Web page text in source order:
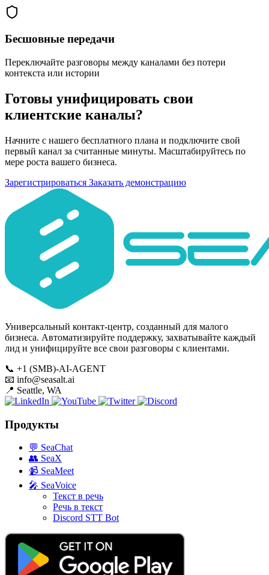
Бесшовные передачи
Переключайте разговоры между каналами без потери
контекста или истории
Готовы унифицировать свои
клиентские каналы?
Начните с нашего бесплатного плана и подключите свой
первый канал за считанные минуты. Масштабируйтесь по
мере роста вашего бизнеса.
Зарегистрироваться Заказать демонстрацию
Универсальный контакт-центр, созданный для малого
бизнеса. Автоматизируйте поддержку, захватывайте каждый
лид и унифицируйте все свои разговоры с клиентами.
📞 +1 (SMB)-AI-AGENT
📧 info@seasalt.ai
📍 Seattle, WA
Продукты
💬 SeaChat
👥 SeaX
📹 SeaMeet
🎤 SeaVoice
Текст в речь
Речь в текст
Discord STT Bot